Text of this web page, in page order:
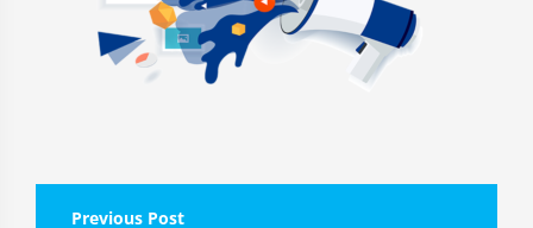
Навигация